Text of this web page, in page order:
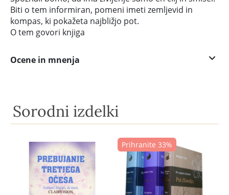
Biti o tem informiran, pomeni imeti zemljevid in
kompas, ki pokažeta najbližjo pot.
O tem govori knjiga
Ocene in mnenja
Sorodni izdelki
Prihranite 33%